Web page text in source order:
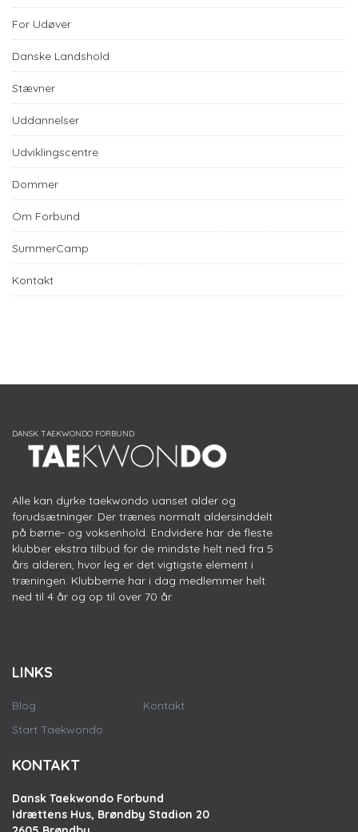
For Udøver
Danske Landshold
Stævner
Uddannelser
Udviklingscentre
Dommer
Om Forbund
SummerCamp
Kontakt
Alle kan dyrke taekwondo uanset alder og
forudsætninger. Der trænes normalt aldersinddelt
på børne- og voksenhold. Endvidere har de fleste
klubber ekstra tilbud for de mindste helt ned fra 5
års alderen, hvor leg er det vigtigste element i
træningen. Klubberne har i dag medlemmer helt
ned til 4 år og op til over 70 år.
LINKS
Blog
Start Taekwondo
Kontakt
KONTAKT
Dansk Taekwondo Forbund
Idrættens Hus, Brøndby Stadion 20